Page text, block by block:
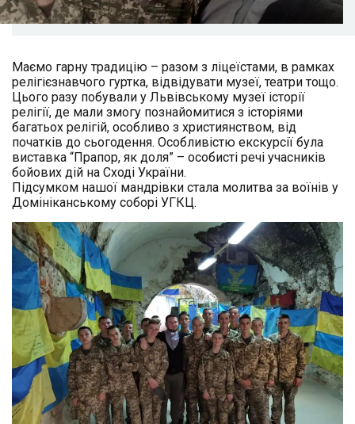
Маємо гарну традицію – разом з ліцеїстами, в рамках
релігієзнавчого гуртка, відвідувати музеї, театри тощо.
Цього разу побували у Львівському музеї історії
релігії, де мали змогу познайомитися з історіями
багатьох релігій, особливо з християнством, від
початків до сьогодення. Особливістю екскурсії була
виставка “Прапор, як доля” – особисті речі учасників
бойових дій на Сході України.
Підсумком нашої мандрівки стала молитва за воїнів у
Домініканському соборі УГКЦ.